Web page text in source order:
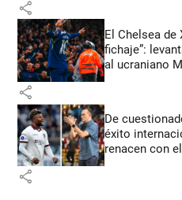
share
El Chelsea de
fichaje”:
al ucraniano
share
De
éxito
renacen con
share